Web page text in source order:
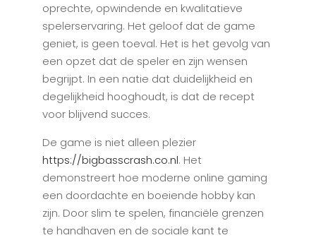
oprechte, opwindende en kwalitatieve
spelerservaring. Het geloof dat de game
geniet, is geen toeval. Het is het gevolg van
een opzet dat de speler en zijn wensen
begrijpt. In een natie dat duidelijkheid en
degelijkheid hooghoudt, is dat de recept
voor blijvend succes.
De game is niet alleen plezier
https://bigbasscrash.co.nl. Het
demonstreert hoe moderne online gaming
een doordachte en boeiende hobby kan
zijn. Door slim te spelen, financiële grenzen
te handhaven en de sociale kant te